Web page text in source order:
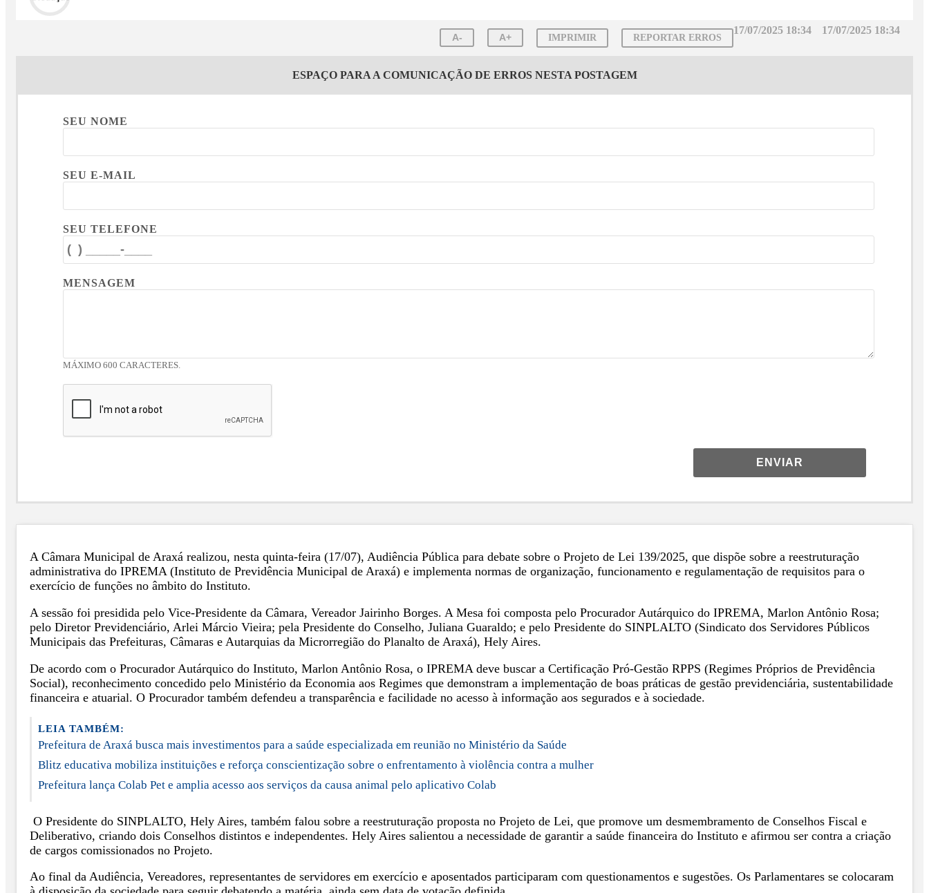
17/07/2025 18:34
17/07/2025 18:34
A- A+ IMPRIMIR REPORTAR ERROS
ESPAÇO PARA A COMUNICAÇÃO DE ERROS NESTA POSTAGEM
SEU NOME
SEU E-MAIL
SEU TELEFONE
MENSAGEM
MÁXIMO 600 CARACTERES.
ENVIAR
A Câmara Municipal de Araxá realizou, nesta quinta-feira (17/07), Audiência Pública para debate sobre o Projeto de Lei 139/2025, que dispõe sobre a reestruturação
administrativa do IPREMA (Instituto de Previdência Municipal de Araxá) e implementa normas de organização, funcionamento e regulamentação de requisitos para o
exercício de funções no âmbito do Instituto.
A sessão foi presidida pelo Vice-Presidente da Câmara, Vereador Jairinho Borges. A Mesa foi composta pelo Procurador Autárquico do IPREMA, Marlon Antônio Rosa;
pelo Diretor Previdenciário, Arlei Márcio Vieira; pela Presidente do Conselho, Juliana Guaraldo; e pelo Presidente do SINPLALTO (Sindicato dos Servidores Públicos
Municipais das Prefeituras, Câmaras e Autarquias da Microrregião do Planalto de Araxá), Hely Aires.
De acordo com o Procurador Autárquico do Instituto, Marlon Antônio Rosa, o IPREMA deve buscar a Certificação Pró-Gestão RPPS (Regimes Próprios de Previdência
Social), reconhecimento concedido pelo Ministério da Economia aos Regimes que demonstram a implementação de boas práticas de gestão previdenciária, sustentabilidade
financeira e atuarial. O Procurador também defendeu a transparência e facilidade no acesso à informação aos segurados e à sociedade.
LEIA TAMBÉM:
Prefeitura de Araxá busca mais investimentos para a saúde especializada em reunião no Ministério da Saúde
Blitz educativa mobiliza instituições e reforça conscientização sobre o enfrentamento à violência contra a mulher
Prefeitura lança Colab Pet e amplia acesso aos serviços da causa animal pelo aplicativo Colab
O Presidente do SINPLALTO, Hely Aires, também falou sobre a reestruturação proposta no Projeto de Lei, que promove um desmembramento de Conselhos Fiscal e
Deliberativo, criando dois Conselhos distintos e independentes. Hely Aires salientou a necessidade de garantir a saúde financeira do Instituto e afirmou ser contra a criação
de cargos comissionados no Projeto.
Ao final da Audiência, Vereadores, representantes de servidores em exercício e aposentados participaram com questionamentos e sugestões. Os Parlamentares se colocaram